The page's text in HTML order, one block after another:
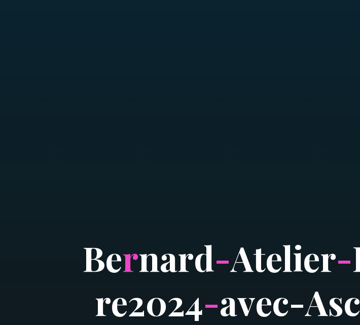
Bernard-Atelier-
re2024-avec-Asc